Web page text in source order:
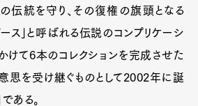
伝統を守り、その復権の旗頭となる
ース」と呼ばれる伝説のコンプリケーシ
けて6本のコレクションを完成させた
意思を受け継ぐものとして2002年に誕
ある。